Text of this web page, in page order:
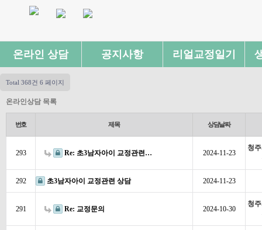
온라인 상담 공지사항 리얼교정일기
Total 368건 6 페이지
온라인상담 목록
번호 제목 상담날짜
293 Re: 초3남자아이 교정관련… 2024-11-23
청
292 초3남자아이 교정관련 상담 2024-11-23
291 Re: 교정문의 2024-10-30
청